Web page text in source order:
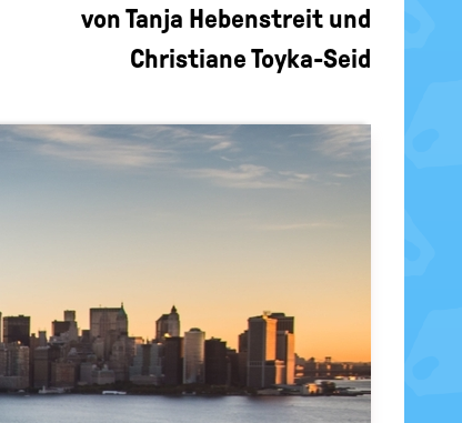
vonTanja Hebenstreit und
Christiane Toyka-Seid